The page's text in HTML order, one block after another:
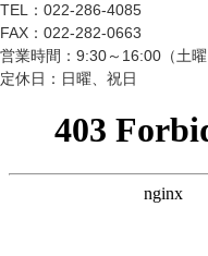
TEL：022-286-4085
FAX：022-282-0663
営業時間：9:30～16:00（土曜
定休日：日曜、祝日